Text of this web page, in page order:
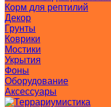
Корм для рептилий
Декор
Грунты
Коврики
Мостики
Укрытия
Фоны
Оборудование
Аксессуары